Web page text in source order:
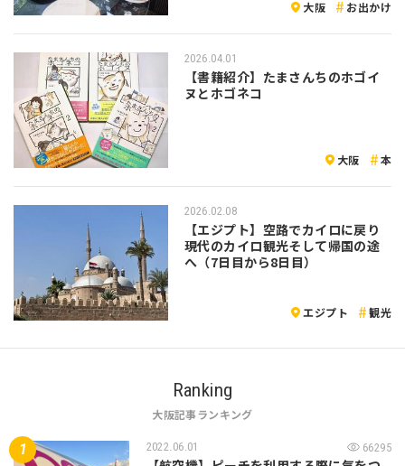
大阪 お出かけ
2026.04.01
【書籍紹介】たまさんちのホゴイ
ヌとホゴネコ
大阪 本
2026.02.08
【エジプト】空路でカイロに戻り
現代のカイロ観光そして帰国の途
へ（7日目から8日目）
エジプト 観光
Ranking
大阪記事ランキング
2022.06.01 66295